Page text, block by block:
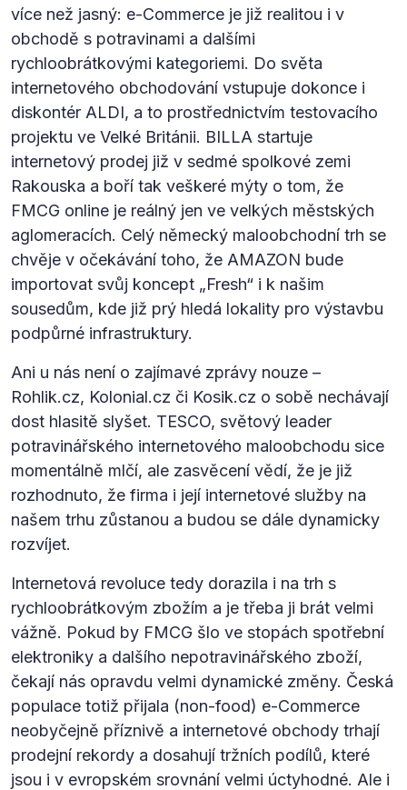
více než jasný: e-Commerce je již realitou i v
obchodě s potravinami a dalšími
rychloobrátkovými kategoriemi. Do světa
internetového obchodování vstupuje dokonce i
diskontér ALDI, a to prostřednictvím testovacího
projektu ve Velké Británii. BILLA startuje
internetový prodej již v sedmé spolkové zemi
Rakouska a boří tak veškeré mýty o tom, že
FMCG online je reálný jen ve velkých městských
aglomeracích. Celý německý maloobchodní trh se
chvěje v očekávání toho, že AMAZON bude
importovat svůj koncept „Fresh“ i k našim
sousedům, kde již prý hledá lokality pro výstavbu
podpůrné infrastruktury.
Ani u nás není o zajímavé zprávy nouze –
Rohlik.cz, Kolonial.cz či Kosik.cz o sobě nechávají
dost hlasitě slyšet. TESCO, světový leader
potravinářského internetového maloobchodu sice
momentálně mlčí, ale zasvěcení vědí, že je již
rozhodnuto, že firma i její internetové služby na
našem trhu zůstanou a budou se dále dynamicky
rozvíjet.
Internetová revoluce tedy dorazila i na trh s
rychloobrátkovým zbožím a je třeba ji brát velmi
vážně. Pokud by FMCG šlo ve stopách spotřební
elektroniky a dalšího nepotravinářského zboží,
čekají nás opravdu velmi dynamické změny. Česká
populace totiž přijala (non-food) e-Commerce
neobyčejně příznivě a internetové obchody trhají
prodejní rekordy a dosahují tržních podílů, které
jsou i v evropském srovnání velmi úctyhodné. Ale i